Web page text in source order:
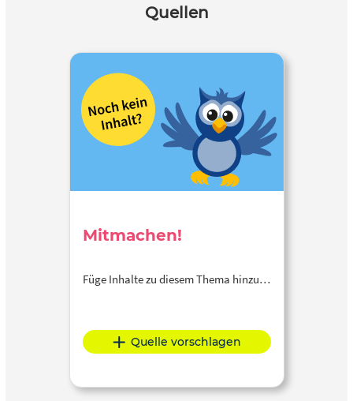
Quellen
Mitmachen!
Füge Inhalte zu diesem Thema hinzu…
Quelle vorschlagen